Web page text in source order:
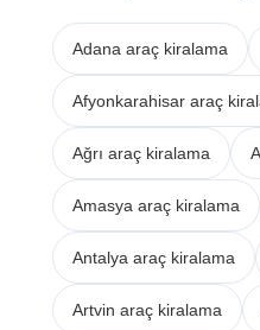
Adana araç kiralama
Afyonkarahisar araç
Ağrı araç kiralama
Amasya araç kiralama
Antalya araç kiralama
Artvin araç kiralama